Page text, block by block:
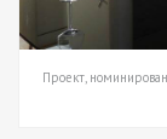
Проект,